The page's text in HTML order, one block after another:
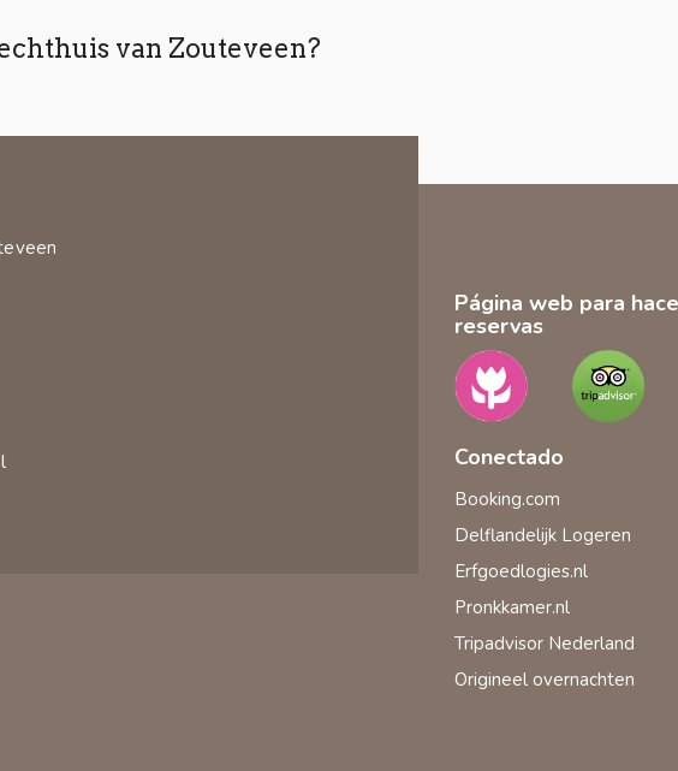
van Zouteveen?
Página web para
reservas
Conectado
Booking.com
Delflandelijk Logeren
Erfgoedlogies.nl
Pronkkamer.nl
Tripadvisor Nederland
Origineel overnachten